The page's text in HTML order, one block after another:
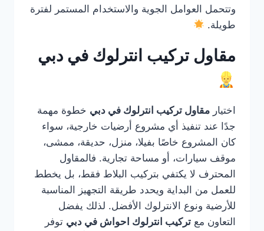
وتتحمل العوامل الجوية والاستخدام المستمر لفترة
طويلة.
مقاول تركيب انترلوك في دبي
اختيار مقاول تركيب انترلوك في دبي خطوة مهمة
جدًا عند تنفيذ أي مشروع أرضيات خارجية، سواء
كان المشروع خاصًا بفيلا، منزل، حديقة، ممشى،
موقف سيارات، أو مساحة تجارية. فالمقاول
المحترف لا يكتفي بتركيب البلاط فقط، بل يخطط
للعمل من البداية ويحدد طريقة التجهيز المناسبة
للأرضية ونوع الانترلوك الأفضل. لذلك يفضل
التعاون مع تركيب انترلوك احواش في دبي توفر